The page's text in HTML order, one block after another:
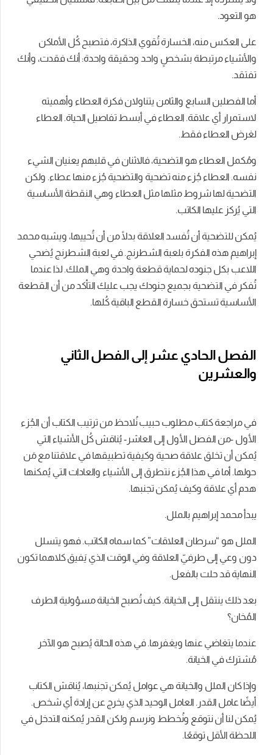
هو التعود.
على العكس منه، الخسارة تُقوي الذاكرة، فتصبح كُل الأماكن
والأشياء مرتبطة بشخصٍ واحد وحقيقة واحدة: أنك فقدت، وأنك
تفتقد.
أما الفصلين السابع والثامن يتناولان فكرة العطاء وأهميته
لاستمرار أي علاقة. العطاء في أبسط تفاصيل الحياة. العطاء
لغرض العطاء فقط.
ومُكمل العطاء هو التضحية، فالاثنان في قلبهم يعنيان الشيء
نفسه. العطاء جُزء منه تضحية والتضحية جُزء منها عطاء. ولكن
التضحية لها شروط مثلها مثل العطاء وهي النقطة الأساسية
التي يُركز عليها الكاتب.
يُمكن للتضحية أن تُفسد العلاقة بدلًا من أن تُحييها، ويشبه محمد
إبراهيم هذه الفكرة بلعبة الشطرنج. في لعبة الشطرنج يُضحي
اللاعب بكل جنوده لحماية قطعة واحدة وهي الملك. لذا عندما
تُفكر في التضحية بجميع جنودك يجب عليك التأكد من أن القطعة
الأساسية تستحق خسارة القطع الباقية كُلها.
الفصل الحادي عشر إلى الفصل الثاني
والعشرين
في مراجعة كتاب مطلوب حبيب نُلاحظ من ترتيب الكتاب أن الجُزء
الأول -من الفصل الأول إلى العاشر- يُناقش كُل الأشياء التي
يُمكن أن تخلق علاقة صحية وكيفية تطبيقها في علاقتنا مع مَن
حولها. أما في هذا الجُزء نتطرق إلى الأشياء والعادات التي يُمكنها
هدم أي علاقة وكيف يُمكن تجنبها.
يبدأ محمد إبراهيم بالملل.
الملل هو “سرطان العلاقات” كما سماه الكاتب. فهو يتسلل
دون وعي إلى طرفيّ العلاقة وفي الوقت الذي يَفيق كلاهما تكون
النهاية قد حلت بالفعل.
بعد ذلك ينتقل إلى الخيانة. كيف تُصبح الخيانة مسؤولية الطرف
المُخان؟
عندما يتغاضي عنها ويغفرها. في هذه الحالة يُصبح هو الآخر
مُشترك في الخيانة.
وإذا كان الملل والخيانة هي عوامل يُمكن تجنبها، يُناقش الكتاب
أيضًا عامل القدر. العامل الوحيد الذي يخرج عن إرادة أي شخص.
يُمكن لنا أن نتوقع ونُخطط ونرسم ولكن القدر يُمكنه التدخل في
اللحظة الأقل توقعًا.